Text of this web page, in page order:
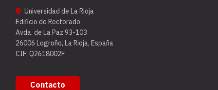
Universidad de La Rioja
Edificio de Rectorado
Avda. de La Paz 93-103
26006 Logroño, La Rioja, España
CIF: Q2618002F
Contacto